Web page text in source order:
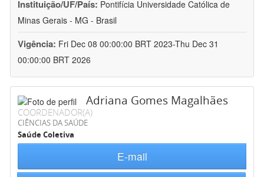
Instituição/UF/País: Pontifícia Universidade Católica de
Minas Gerais - MG - Brasil
Vigência: Fri Dec 08 00:00:00 BRT 2023-Thu Dec 31
00:00:00 BRT 2026
Adriana Gomes Magalhães
COORDENADOR(A)
CIÊNCIAS DA SAÚDE
Saúde Coletiva
E-mail